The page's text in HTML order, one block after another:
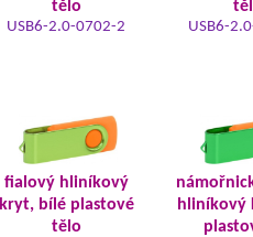
tělo
USB6-2.0-0702-2 USB6-
fialový hliníkový
kryt, bílé plastové
tělo
hliníkový